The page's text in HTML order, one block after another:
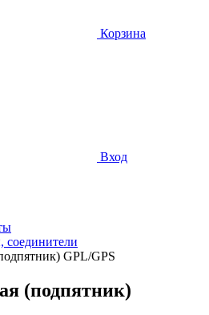
Корзина
Вход
GPL/GPS
(подпятник)